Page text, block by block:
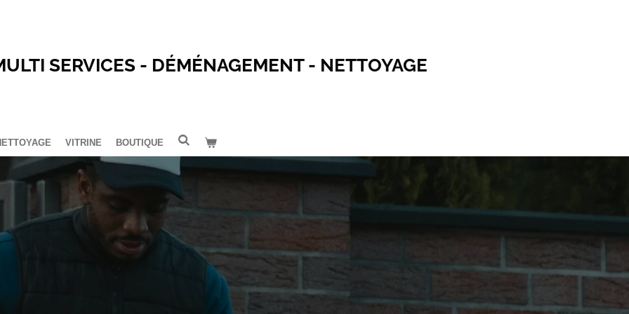
SERVICES - DÉMÉNAGEMENT - NETTOYAGE
VITRINE BOUTIQUE